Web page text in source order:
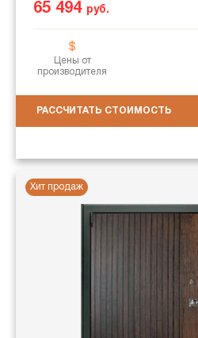
65 494 руб.
Цены от
производителя
РАССЧИТАТЬ СТОИМОСТЬ
Хит продаж